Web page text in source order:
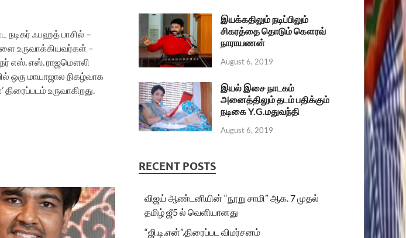
ஃபஹத் பாசில் –
உருவாக்கியவர்கள் –
எஸ். எஸ். ராஜமௌலி
ஒரு மாயாஜால நிகழ்வாக
திரைப்படம் உருவாகிறது.
இயக்கதிலும் நடிப்பிலும்
சிகரத்தை தொடும் கௌரவ்
நாராயணன்
August 6, 2019
இயல் இசை நாடகம்
அனைத்திலும் தடம் பதிக்கும்
நடிகை Y.G.மதுவந்தி
August 6, 2019
RECENT POSTS
விஜய் ஆண்டனியின் “நூறு சாமி” ஆக. 7 முதல்
தமிழ் ஜீ5 ல் வெளியானது
“ஜி.டி.என்”.திரைப்பட விமர்சனம்